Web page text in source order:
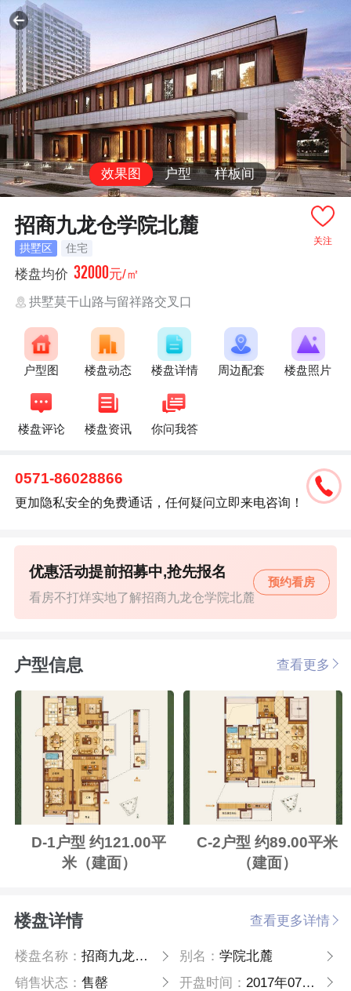
效果图 户型 样板间
关注
招商九龙仓学院北麓
拱墅区 住宅
楼盘均价 32000元/㎡
拱墅莫干山路与留祥路交叉口
户型图 楼盘动态 楼盘详情 周边配套 楼盘照片
楼盘评论 楼盘资讯 你问我答
0571-86028866
更加隐私安全的免费通话，任何疑问立即来电咨询！
看房不打烊实地了解招商九龙仓学院北麓
优惠活动提前招募中,抢先报名
预约看房
户型信息 查看更多
D-1户型 约121.00平
米（建面）
C-2户型 约89.00平米
（建面）
楼盘详情 查看更多详情
楼盘名称：招商九龙仓学院北麓 别名： 学院北麓
销售状态：售罄 开盘时间： 2017年07月11日